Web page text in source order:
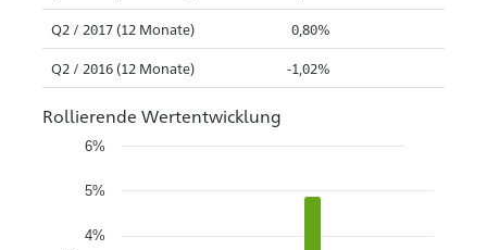
Q2 / 2017 (12 Monate) 0,80%
Q2 / 2016 (12 Monate) -1,02%
Rollierende Wertentwicklung
4%
5%
6%